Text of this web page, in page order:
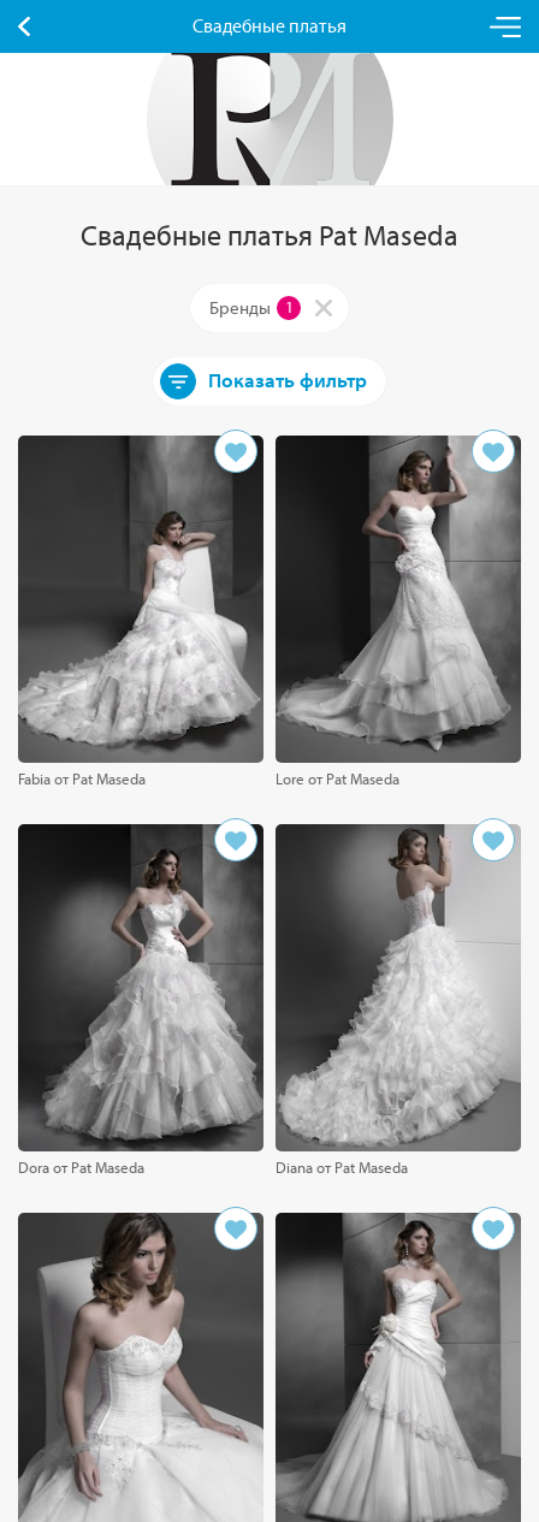
Свадебные платья
Свадебные платья Pat Maseda
Бренды 1
Показать фильтр
Fabia от Pat Maseda Lore от Pat Maseda
Dora от Pat Maseda Diana от Pat Maseda